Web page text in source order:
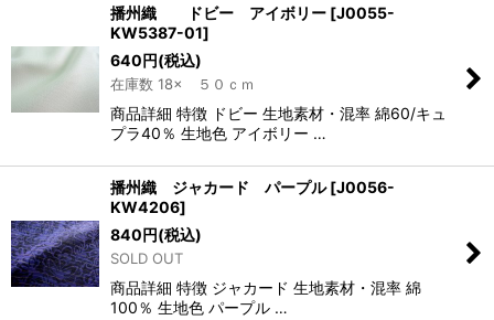
播州織 ドビー アイボリー [J0055-
KW5387-01]
640円(税込)
在庫数 18× ５０ｃｍ
商品詳細 特徴 ドビー 生地素材・混率 綿60/キュ
プラ40％ 生地色 アイボリー …
播州織 ジャカード パープル [J0056-
KW4206]
840円(税込)
SOLD OUT
商品詳細 特徴 ジャカード 生地素材・混率 綿
100％ 生地色 パープル …